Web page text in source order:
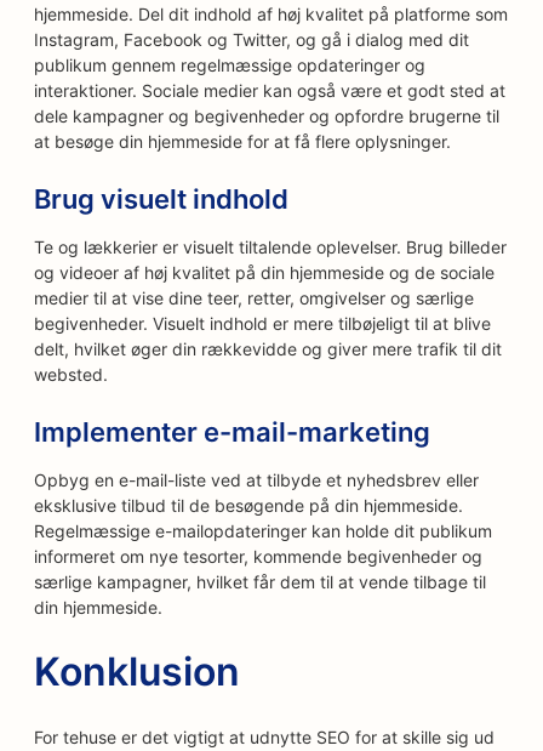
hjemmeside. Del dit indhold af høj kvalitet på platforme som
Instagram, Facebook og Twitter, og gå i dialog med dit
publikum gennem regelmæssige opdateringer og
interaktioner. Sociale medier kan også være et godt sted at
dele kampagner og begivenheder og opfordre brugerne til
at besøge din hjemmeside for at få flere oplysninger.
Brug visuelt indhold
Te og lækkerier er visuelt tiltalende oplevelser. Brug billeder
og videoer af høj kvalitet på din hjemmeside og de sociale
medier til at vise dine teer, retter, omgivelser og særlige
begivenheder. Visuelt indhold er mere tilbøjeligt til at blive
delt, hvilket øger din rækkevidde og giver mere trafik til dit
websted.
Implementer e-mail-marketing
Opbyg en e-mail-liste ved at tilbyde et nyhedsbrev eller
eksklusive tilbud til de besøgende på din hjemmeside.
Regelmæssige e-mailopdateringer kan holde dit publikum
informeret om nye tesorter, kommende begivenheder og
særlige kampagner, hvilket får dem til at vende tilbage til
din hjemmeside.
Konklusion
For tehuse er det vigtigt at udnytte SEO for at skille sig ud